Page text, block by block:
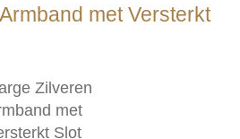
met Versterkt